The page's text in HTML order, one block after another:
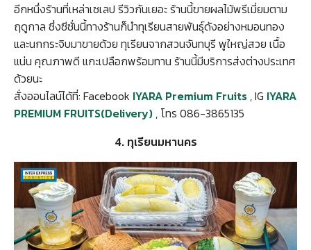
อีกหนึ่งร้านที่เหล่าเซเลป รีวิวกันเยอะ ร้านนี้ขายผลไม้พรีเมี่ยมตาม
ฤดูกาล ซึ่งซีซั่นนี้ทางร้านก็นำทุเรียนสายพันธุ์ดังอย่างหมอนทอง
และนกกระจิบมาขายด้วย ทุเรียนจากสวนจันทบุรี พูใหญ่สวย เนื้อ
แน่น คุณภาพดี แกะเปลือกพร้อมทาน ร้านนี้มีบริการส่งต่างประเทศ
ด้วยนะ
สั่งออนไลน์ได้ที่: Facebook IYARA Premium Fruits , IG IYARA
PREMIUM FRUITS(Delivery) , โทร 086-3865135
4. ทุเรียนมหานคร